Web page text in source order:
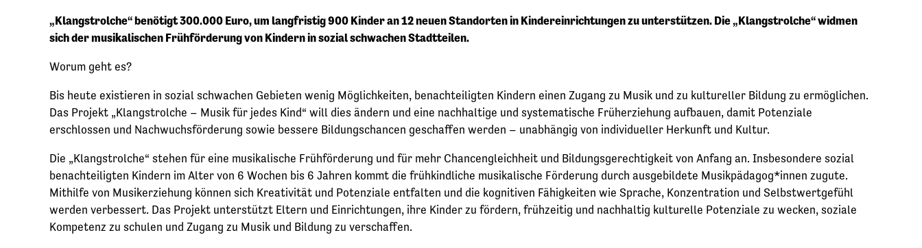
„Klangstrolche“ benötigt 300.000 Euro, um langfristig 900 Kinder an 12 neuen Standorten in Kindereinrichtungen zu unterstützen. Die „Klangstrolche“ widmen
sich der musikalischen Frühförderung von Kindern in sozial schwachen Stadtteilen.
Worum geht es?
Bis heute existieren in sozial schwachen Gebieten wenig Möglichkeiten, benachteiligten Kindern einen Zugang zu Musik und zu kultureller Bildung zu ermöglichen.
Das Projekt „Klangstrolche – Musik für jedes Kind“ will dies ändern und eine nachhaltige und systematische Früherziehung aufbauen, damit Potenziale
erschlossen und Nachwuchsförderung sowie bessere Bildungschancen geschaffen werden – unabhängig von individueller Herkunft und Kultur.
Die „Klangstrolche“ stehen für eine musikalische Frühförderung und für mehr Chancengleichheit und Bildungsgerechtigkeit von Anfang an. Insbesondere sozial
benachteiligten Kindern im Alter von 6 Wochen bis 6 Jahren kommt die frühkindliche musikalische Förderung durch ausgebildete Musikpädagog*innen zugute.
Mithilfe von Musikerziehung können sich Kreativität und Potenziale entfalten und die kognitiven Fähigkeiten wie Sprache, Konzentration und Selbstwertgefühl
werden verbessert. Das Projekt unterstützt Eltern und Einrichtungen, ihre Kinder zu fördern, frühzeitig und nachhaltig kulturelle Potenziale zu wecken, soziale
Kompetenz zu schulen und Zugang zu Musik und Bildung zu verschaffen.